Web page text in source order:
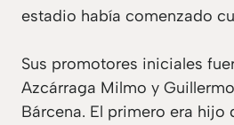
estadio había comenzado
Sus promotores iniciales
Azcárraga Milmo y
Bárcena. El primero era hijo